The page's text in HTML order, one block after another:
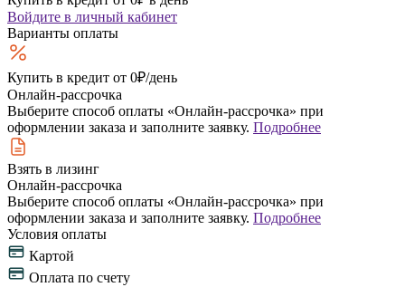
Войдите в личный кабинет
Варианты оплаты
Купить в кредит от 0₽/день
Онлайн-рассрочка
Выберите способ оплаты «Онлайн-рассрочка» при
оформлении заказа и заполните заявку. Подробнее
Взять в лизинг
Онлайн-рассрочка
Выберите способ оплаты «Онлайн-рассрочка» при
оформлении заказа и заполните заявку. Подробнее
Условия оплаты
Картой
Оплата по счету